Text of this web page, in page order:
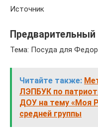
Источник
Тема: Посуда для
Читайте также:
ЛЭПБУК по
ДОУ на тему «Моя
средней группы